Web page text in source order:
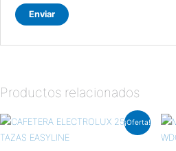
Productos relacionados
¡Oferta!
El
precio
original
El
precio
actual